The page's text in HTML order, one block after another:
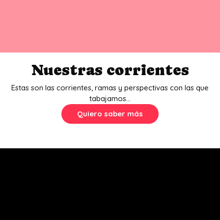
Nuestras corrientes
Estas son las corrientes, ramas y perspectivas con las que
tabajamos...
Quiero saber más